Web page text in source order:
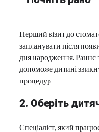
Перший візит до
запланувати після
дня народження. Раннє
допоможе дитині
процедур.
2. Оберіть
Спеціаліст, який